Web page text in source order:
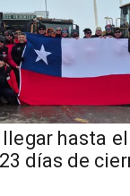
hasta
días de